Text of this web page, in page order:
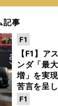
記事
【F1】ア
ンダ「最
増」を実
苦言を呈
F1
F1